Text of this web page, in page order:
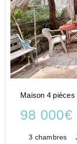
Maison 4 pièces
98 000€
3 chambres